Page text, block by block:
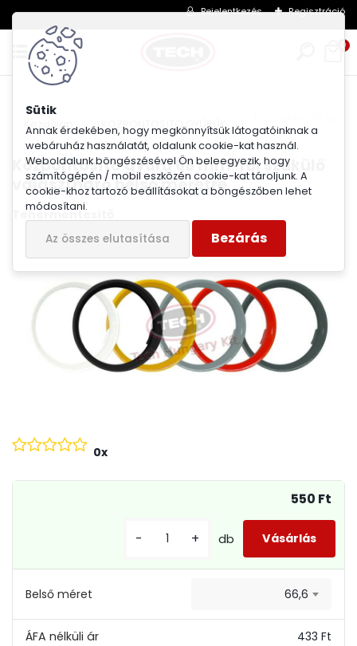
Annak érdekében, hogy megkönnyítsük látogatóinknak a
webáruház használatát, oldalunk cookie-kat használ.
Weboldalunk böngészésével Ön beleegyezik, hogy
számítógépén / mobil eszközén cookie-kat tároljunk. A
cookie-khoz tartozó beállításokat a böngészőben lehet
módosítani.
Az összes elutasítása Bezárás
Bejelentkezés Regisztráció
0
Kezdőlap KÖZPONTOSÍTÓ GYŰRŰK
Központosító gyűrű 68 mm-ről szűkülő
választható belső méretre
Tehermentesítő
0x
Belső méret 66,6
433 Ft
550 Ft
- + db